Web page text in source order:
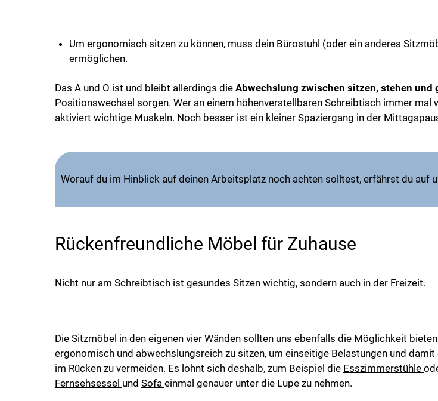
Um ergonomisch sitzen zu können, muss dein Bürostuhl (oder ein anderes
ermöglichen.
Das A und O ist und bleibt allerdings die Abwechslung zwischen sitzen, stehen und
Positionswechsel sorgen. Wer an einem höhenverstellbaren Schreibtisch immer
aktiviert wichtige Muskeln. Noch besser ist ein kleiner Spaziergang in der
Worauf du im Hinblick auf deinen Arbeitsplatz noch achten solltest, erfährst du auf
Rückenfreundliche Möbel für Zuhause
Nicht nur am Schreibtisch ist gesundes Sitzen wichtig, sondern auch in der Freizeit.
Die Sitzmöbel in den eigenen vier Wänden sollten uns ebenfalls die Möglichkeit
ergonomisch und abwechslungsreich zu sitzen, um einseitige Belastungen und damit
im Rücken zu vermeiden. Es lohnt sich deshalb, zum Beispiel die Esszimmerstühle
Fernsehsessel und Sofa einmal genauer unter die Lupe zu nehmen.